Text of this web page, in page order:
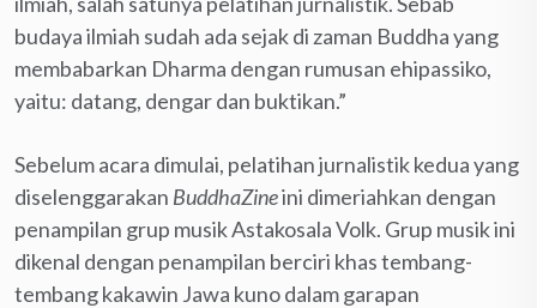
budaya ilmiah sudah ada sejak di zaman Buddha yang
membabarkan Dharma dengan rumusan ehipassiko,
yaitu: datang, dengar dan buktikan.”
Sebelum acara dimulai, pelatihan jurnalistik kedua yang
diselenggarakan BuddhaZineini dimeriahkan dengan
penampilan grup musik Astakosala Volk. Grup musik ini
dikenal dengan penampilan berciri khas tembang-
tembang kakawin Jawa kuno dalam garapan